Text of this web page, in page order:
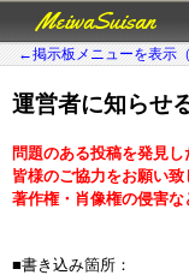
MeiwaSuisan
←掲示板メニューを表示
運営者に知らせ
問題のある投稿を発見
皆様のご協力をお願い致
著作権・肖像権の侵害
■書き込み箇所：